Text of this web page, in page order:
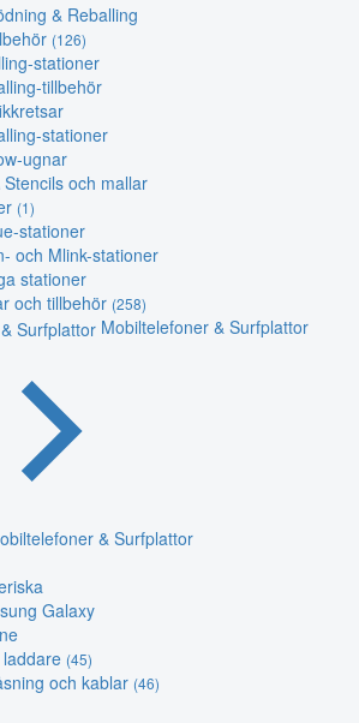
& Reballing
(126)
stationer
tillbehör
stationer
ugnar
Stencils och mallar
(1)
stationer
och Mlink-stationer
stationer
och tillbehör (258)
Mobiltelefoner & Surfplattor
& Surfplattor
Galaxy
(45)
och kablar (46)